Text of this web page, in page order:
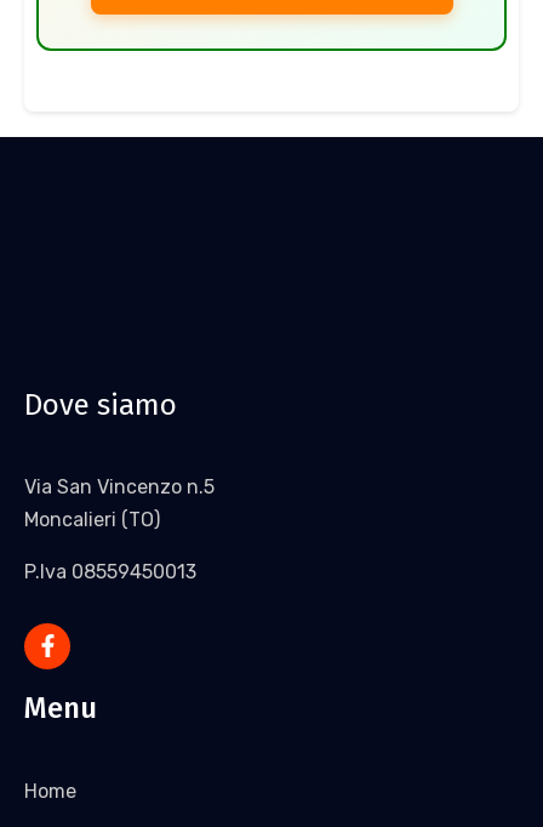
Dove siamo
Via San Vincenzo n.5
Moncalieri (TO)
P.Iva 08559450013
Menu
Home